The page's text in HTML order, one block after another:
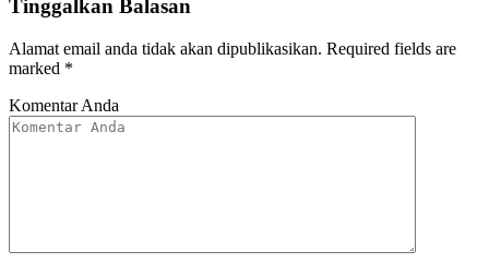
Tinggalkan Balasan
Alamat email anda tidak akan dipublikasikan. Required fields are
marked *
Komentar Anda